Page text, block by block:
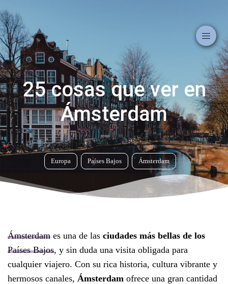
Europa Países Bajos Ámsterdam
25 cosas que ver en
Ámsterdam
Ámsterdam es una de las ciudades más bellas de los
Países Bajos, y sin duda una visita obligada para
cualquier viajero. Con su rica historia, cultura vibrante y
hermosos canales, Ámsterdam ofrece una gran cantidad